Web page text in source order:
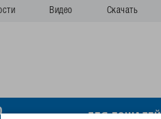
Видео Скачать